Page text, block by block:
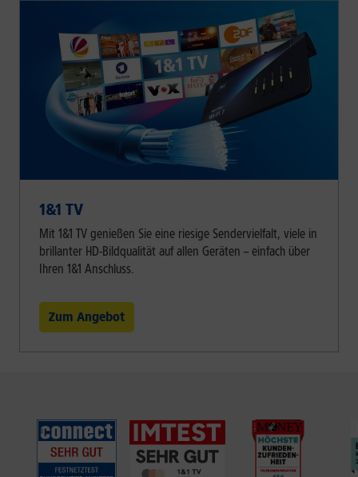
1&1 TV
Mit 1&1 TV genießen Sie eine riesige Sendervielfalt, viele in
brillanter HD-Bildqualität auf allen Geräten – einfach über
Ihren 1&1 Anschluss.
Zum Angebot